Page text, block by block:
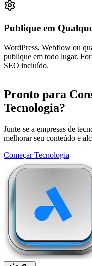
Publique em
WordPress, Webflow ou
publique em todo lugar.
SEO incluído.
Pronto para
Tecnologia?
Junte-se a empresas de
melhorar seu conteúdo e
Começar Tecnologia